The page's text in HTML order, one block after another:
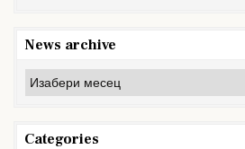
News archive
News
archive
Categories